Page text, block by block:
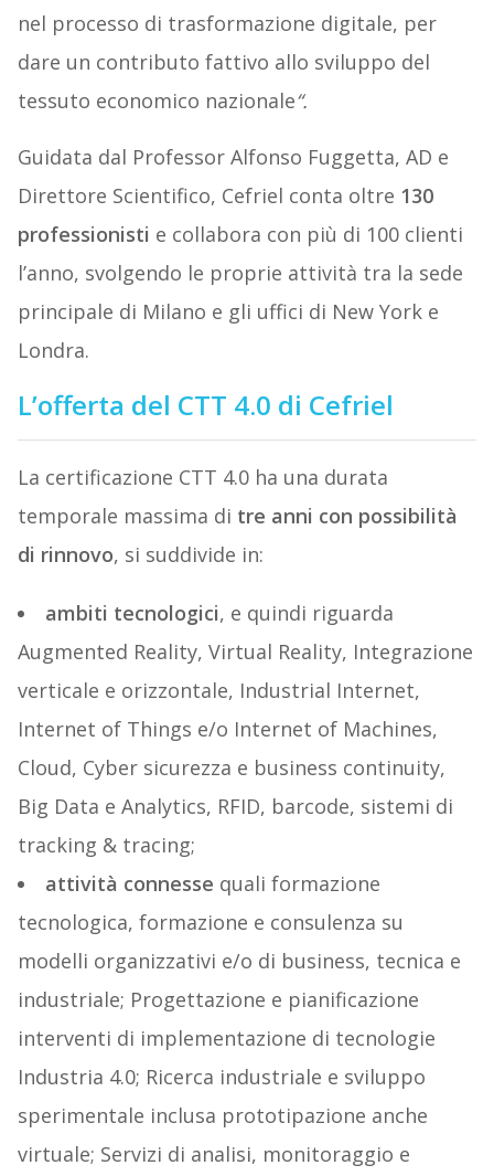
nel processo di trasformazione digitale, per
dare un contributo fattivo allo sviluppo del
tessuto economico nazionale“.
Guidata dal Professor Alfonso Fuggetta, AD e
Direttore Scientifico, Cefriel conta oltre 130
professionisti e collabora con più di 100 clienti
l’anno, svolgendo le proprie attività tra la sede
principale di Milano e gli uffici di New York e
Londra.
L’offerta del CTT 4.0 di Cefriel
La certificazione CTT 4.0 ha una durata
temporale massima di tre anni con possibilità
di rinnovo, si suddivide in:
ambiti tecnologici, e quindi riguarda
Augmented Reality, Virtual Reality, Integrazione
verticale e orizzontale, Industrial Internet,
Internet of Things e/o Internet of Machines,
Cloud, Cyber sicurezza e business continuity,
Big Data e Analytics, RFID, barcode, sistemi di
tracking & tracing;
attività connesse quali formazione
tecnologica, formazione e consulenza su
modelli organizzativi e/o di business, tecnica e
industriale; Progettazione e pianificazione
interventi di implementazione di tecnologie
Industria 4.0; Ricerca industriale e sviluppo
sperimentale inclusa prototipazione anche
virtuale; Servizi di analisi, monitoraggio e